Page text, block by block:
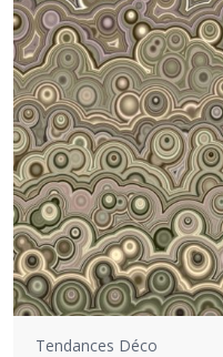
Tendances Déco